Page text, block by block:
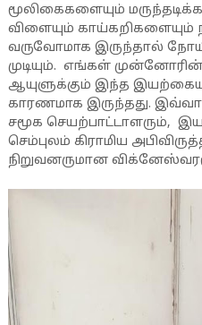
மூலிகைகளையும்
விளையும் காய்கறிகளையும்
வருவோமாக இருந்தால்
முடியும். எங்கள்
ஆயுளுக்கும் இந்த
காரணமாக இருந்தது.
சமூக செயற்பாட்டாளரும்,
செம்புலம் கிராமிய
நிறுவனருமான